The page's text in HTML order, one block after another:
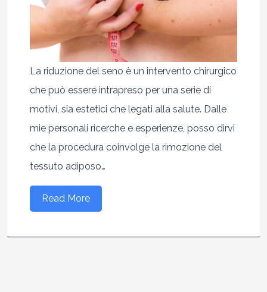
La riduzione del seno è un intervento chirurgico
che può essere intrapreso per una serie di
motivi, sia estetici che legati alla salute. Dalle
mie personali ricerche e esperienze, posso dirvi
che la procedura coinvolge la rimozione del
tessuto adiposo…
Read More